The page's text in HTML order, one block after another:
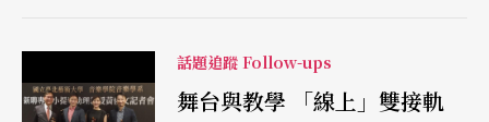
生重要階段。同時，作曲家陳可嘉與李元貞也將以
新作向這位音樂大師致敬。跨時空人生巡禮與古今
對話，相信是場豐富的音樂饗宴！
作。
話題追蹤 Follow-ups
舞台與教學 「線上」雙接軌